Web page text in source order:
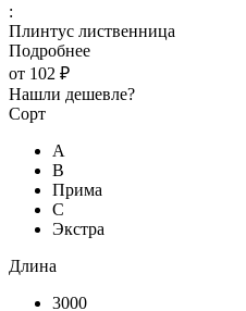
:
Плинтус лиственница
Подробнее
от 102 ₽
Нашли дешевле?
Сорт
А
В
Прима
С
Экстра
Длина
3000